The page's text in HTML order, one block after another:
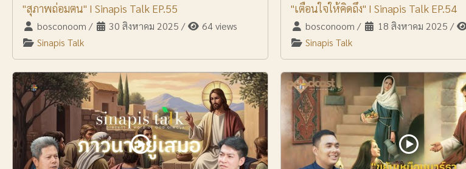
"สุภาพถ่อมตน" I Sinapis Talk EP.55
bosconoom / 30 สิงหาคม 2025 /
64 views
Sinapis Talk
"เตือนใจให้คิดถึง" I Sinapis Talk EP.54
bosconoom / 18 สิงหาคม 2025 /
Sinapis Talk